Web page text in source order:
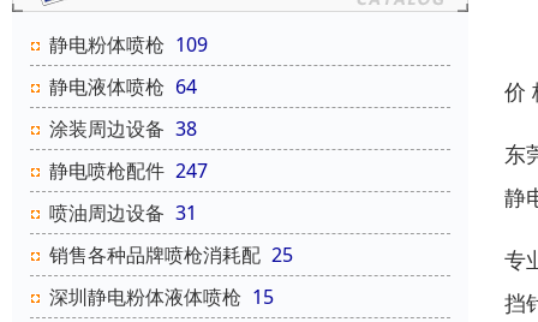
静电粉体喷枪 109
静电液体喷枪 64
涂装周边设备 38
静电喷枪配件 247
喷油周边设备 31
销售各种品牌喷枪消耗配 25
深圳静电粉体液体喷枪 15
价
东
静
专
挡